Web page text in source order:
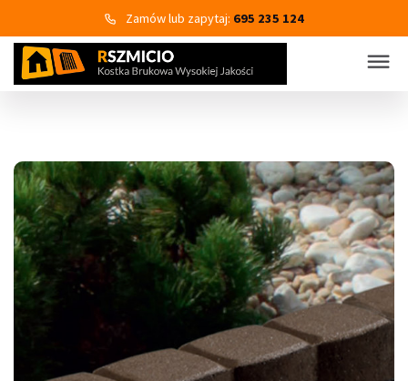
Zamów lub zapytaj: 695 235 124
PRODUKTY
Wszystkie kategorie produktów
Kostka brukowa
Eko Bruk
Płyty tarasowo-chodnikowe